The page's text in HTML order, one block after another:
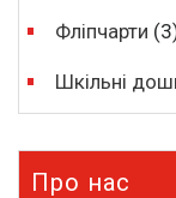
Фліпчарти
Шкільні
Про нас